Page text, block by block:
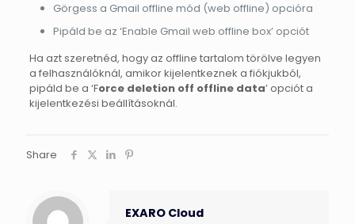
Görgess a Gmail offline mód (web offline) opcióra
Pipáld be az ‘Enable Gmail web offline box’ opciót
Ha azt szeretnéd, hogy az offline tartalom törölve legyen
a felhasználóknál, amikor kijelentkeznek a fiókjukból,
pipáld be a ‘Force deletion off offline data’ opciót a
kijelentkezési beállításoknál.
Share
EXARO Cloud